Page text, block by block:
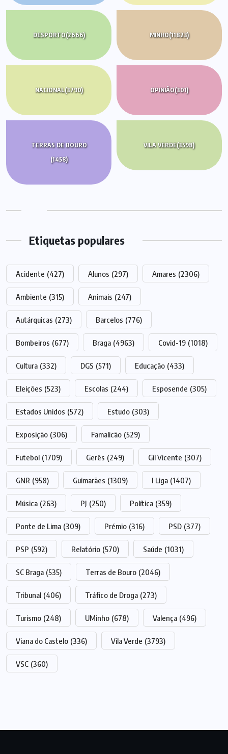
DESPORTO(2666) MINHO(11823)
NACIONAL(3790) OPINIÃO(301)
TERRAS DE BOURO
(1458)
VILA VERDE(3598)
Etiquetas populares
Acidente (427) Alunos (297) Amares (2306)
Ambiente (315) Animais (247)
Autárquicas (273) Barcelos (776)
Bombeiros (677) Braga (4963) Covid-19 (1018)
Cultura (332) DGS (571) Educação (433)
Eleições (523) Escolas (244) Esposende (305)
Estados Unidos (572) Estudo (303)
Exposição (306) Famalicão (529)
Futebol (1709) Gerês (249) Gil Vicente (307)
GNR (958) Guimarães (1309) I Liga (1407)
Música (263) PJ (250) Política (359)
Ponte de Lima (309) Prémio (316) PSD (377)
PSP (592) Relatório (570) Saúde (1031)
SC Braga (535) Terras de Bouro (2046)
Tribunal (406) Tráfico de Droga (273)
Turismo (248) UMinho (678) Valença (496)
Viana do Castelo (336) Vila Verde (3793)
VSC (360)